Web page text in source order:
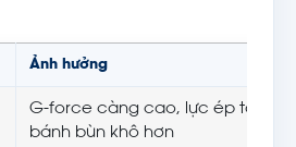
Ảnh hưởng
G-force càng cao, lực ép tách
bánh bùn khô hơn